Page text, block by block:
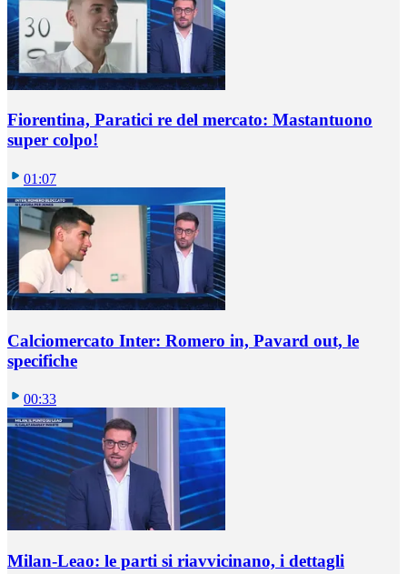
Fiorentina, Paratici re del mercato: Mastantuono
super colpo!
01:07
Calciomercato Inter: Romero in, Pavard out, le
specifiche
00:33
Milan-Leao: le parti si riavvicinano, i dettagli